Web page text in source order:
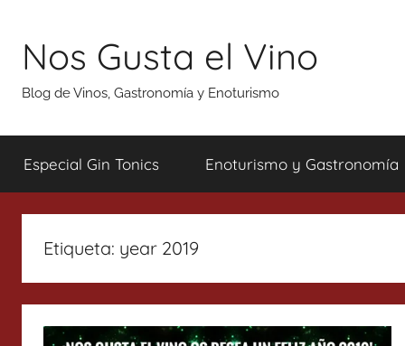
contenido
Nos Gusta el Vino
Blog de Vinos, Gastronomía y Enoturismo
Especial Gin Tonics Enoturismo y Gastronomía
Etiqueta: year 2019